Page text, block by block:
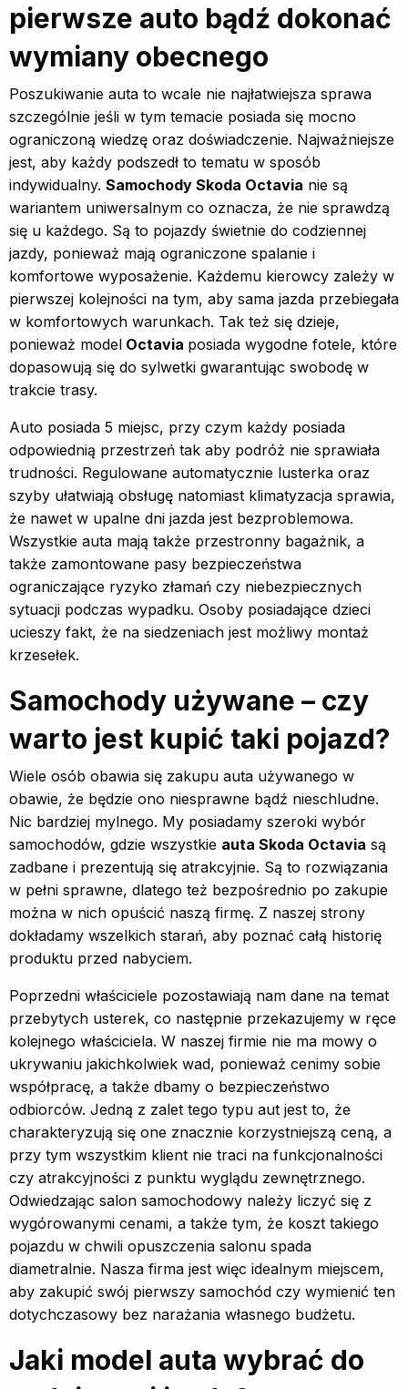
pierwsze auto bądź dokonać
wymiany obecnego
Poszukiwanie auta to wcale nie najłatwiejsza sprawa
szczególnie jeśli w tym temacie posiada się mocno
ograniczoną wiedzę oraz doświadczenie. Najważniejsze
jest, aby każdy podszedł to tematu w sposób
indywidualny. Samochody Skoda Octavia nie są
wariantem uniwersalnym co oznacza, że nie sprawdzą
się u każdego. Są to pojazdy świetnie do codziennej
jazdy, ponieważ mają ograniczone spalanie i
komfortowe wyposażenie. Każdemu kierowcy zależy w
pierwszej kolejności na tym, aby sama jazda przebiegała
w komfortowych warunkach. Tak też się dzieje,
ponieważ model Octavia posiada wygodne fotele, które
dopasowują się do sylwetki gwarantując swobodę w
trakcie trasy.
Auto posiada 5 miejsc, przy czym każdy posiada
odpowiednią przestrzeń tak aby podróż nie sprawiała
trudności. Regulowane automatycznie lusterka oraz
szyby ułatwiają obsługę natomiast klimatyzacja sprawia,
że nawet w upalne dni jazda jest bezproblemowa.
Wszystkie auta mają także przestronny bagażnik, a
także zamontowane pasy bezpieczeństwa
ograniczające ryzyko złamań czy niebezpiecznych
sytuacji podczas wypadku. Osoby posiadające dzieci
ucieszy fakt, że na siedzeniach jest możliwy montaż
krzesełek.
Samochody używane – czy
warto jest kupić taki pojazd?
Wiele osób obawia się zakupu auta używanego w
obawie, że będzie ono niesprawne bądź nieschludne.
Nic bardziej mylnego. My posiadamy szeroki wybór
samochodów, gdzie wszystkie auta Skoda Octavia są
zadbane i prezentują się atrakcyjnie. Są to rozwiązania
w pełni sprawne, dlatego też bezpośrednio po zakupie
można w nich opuścić naszą firmę. Z naszej strony
dokładamy wszelkich starań, aby poznać całą historię
produktu przed nabyciem.
Poprzedni właściciele pozostawiają nam dane na temat
przebytych usterek, co następnie przekazujemy w ręce
kolejnego właściciela. W naszej firmie nie ma mowy o
ukrywaniu jakichkolwiek wad, ponieważ cenimy sobie
współpracę, a także dbamy o bezpieczeństwo
odbiorców. Jedną z zalet tego typu aut jest to, że
charakteryzują się one znacznie korzystniejszą ceną, a
przy tym wszystkim klient nie traci na funkcjonalności
czy atrakcyjności z punktu wyglądu zewnętrznego.
Odwiedzając salon samochodowy należy liczyć się z
wygórowanymi cenami, a także tym, że koszt takiego
pojazdu w chwili opuszczenia salonu spada
diametralnie. Nasza firma jest więc idealnym miejscem,
aby zakupić swój pierwszy samochód czy wymienić ten
dotychczasowy bez narażania własnego budżetu.
Jaki model auta wybrać do